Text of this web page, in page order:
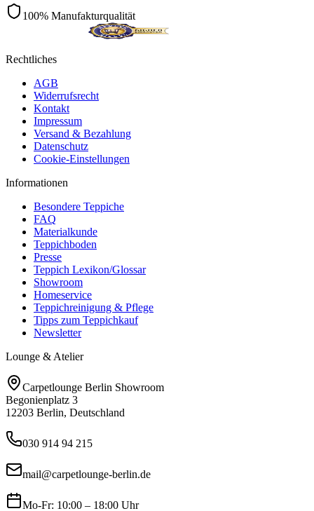
100% Manufakturqualität
Rechtliches
AGB
Widerrufsrecht
Kontakt
Impressum
Versand & Bezahlung
Datenschutz
Cookie-Einstellungen
Informationen
Besondere Teppiche
FAQ
Materialkunde
Teppichboden
Presse
Teppich Lexikon/Glossar
Showroom
Homeservice
Teppichreinigung & Pflege
Tipps zum Teppichkauf
Newsletter
Lounge & Atelier
Carpetlounge Berlin Showroom
Begonienplatz 3
12203 Berlin, Deutschland
030 914 94 215
mail@carpetlounge-berlin.de
Mo-Fr: 10:00 – 18:00 Uhr